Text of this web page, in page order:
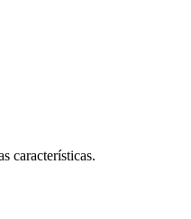
características.